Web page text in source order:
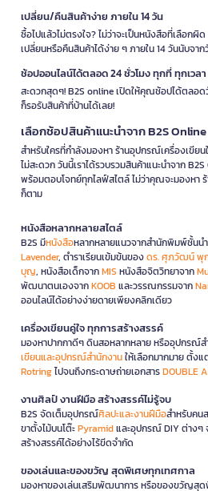
เปลี่ยน/คืนสินค้าง่าย ภายใน 14 วัน
ซื้อไปแล้วไม่ตรงใจ? ไม่ว่าจะเป็นหนังสือที่เลือก
เปลี่ยนหรือคืนสินค้าได้ง่าย ๆ ภายใน 14 วันนับจา
ช้อปออนไลน์ได้ตลอด 24 ชั่วโมง ทุกที่ ทุกเวลา
สะดวกสุดๆ! B2S online เปิดให้คุณช้อปได้ตลอ
ก็รอรับสินค้าที่บ้านได้เลย!
เลือกช้อปสินค้าแนะนำจาก B2S Online
สำหรับใครที่กำลังมองหา ร้านอุปกรณ์เครื่องเขีย
ไม่สะดวก วันนี้เราได้รวบรวมสินค้าแนะนำจาก
พร้อมตอบโจทย์ทุกไลฟ์สไตล์ ไม่ว่าคุณจะมองหา
ก็ตาม
หนังสือหลากหลายสไตล์
B2S มีหนังสือหลากหลายแนวจากสำนักพิมพ์ชั้นน
Lavender, ตำราเรียนเข้มข้นของดร. ศุภวัฒน์ พุ
บุญ, หนังสือเด็กจากMIS หนังสือจิตวิทยาจาก
พัฒนาตนเองจากKOOB และวรรณกรรมจาก
ออนไลน์ได้อย่างง่ายดายเพียงคลิกเดียว
เครื่องเขียนคู่ใจ ทุกการสร้างสรรค์
มองหาปากกาดีๆ ดินสอหลากหลาย หรืออุปกรณ์ส
เขียนและอุปกรณ์สำนักงานให้เลือกมากมาย ตั้ง
Rotringไปจนถึงกระดาษถ่ายเอกสารDOUBLE A
งานศิลป์ งานฝีมือ สร้างสรรค์ไม่รู้จบ
B2S จัดเต็มอุปกรณ์ศิลปะและงานฝีมือสำหรับคน
ขาตั้งไม้บนโต๊ะPyramidและอุปกรณ์ DIY ต่างๆ
สร้างสรรค์ได้อย่างไร้ขีดจำกัด
ของเล่นและของขวัญ สุดพิเศษทุกเทศกาล
มองหาของเล่นเสริมพัฒนาการ หรือของขวัญสุด